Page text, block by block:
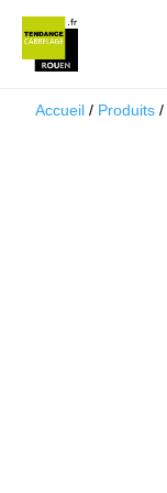
Accueil / Produits /